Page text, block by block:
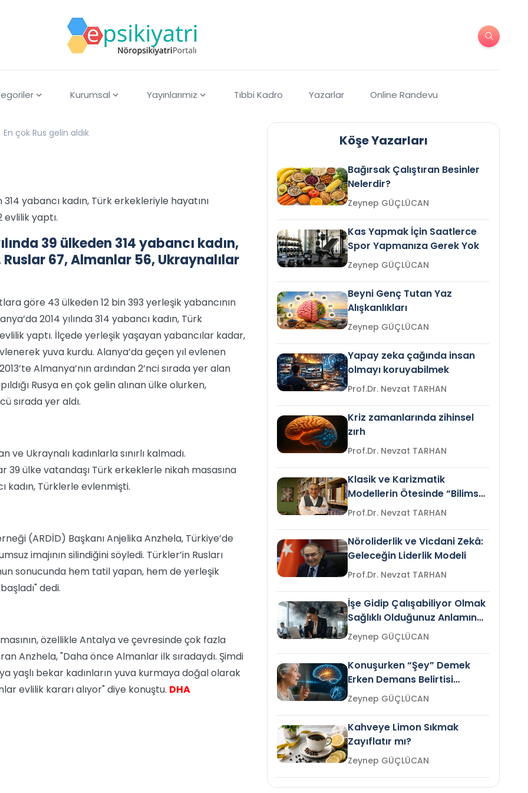
Kurumsal Yayınlarımız Tıbbi Kadro Yazarlar Online Randevu
En çok Rus gelin aldık
yabancı kadın, Türk erkekleriyle hayatını
yaptı.
39 ülkeden 314 yabancı kadın,
67, Almanlar 56, Ukraynalılar
göre 43 ülkeden 12 bin 393 yerleşik yabancının
2014 yılında 314 yabancı kadın, Türk
yaptı. İlçede yerleşik yaşayan yabancılar kadar,
yuva kurdu. Alanya’da geçen yıl evlenen
Almanya’nın ardından 2’nci sırada yer alan
Rusya en çok gelin alınan ülke olurken,
sırada yer aldı.
Ukraynalı kadınlarla sınırlı kalmadı.
39 ülke vatandaşı Türk erkeklerle nikah masasına
kadın, Türklerle evlenmişti.
(ARDİD) Başkanı Anjelika Anzhela, Türkiye’de
imajının silindiğini söyledi. Türkler’in Rusları
sonucunda hem tatil yapan, hem de yerleşik
dedi.
özellikle Antalya ve çevresinde çok fazla
Anzhela, "Daha önce Almanlar ilk sıradaydı. Şimdi
yaşlı bekar kadınların yuva kurmaya doğal olarak
evlilik kararı alıyor" diye konuştu. DHA
Köşe Yazarları
Bağırsak Çalıştıran Besinler
Nelerdir?
Zeynep GÜÇLÜCAN
Kas Yapmak İçin Saatlerce
Spor Yapmanıza Gerek Yok
Zeynep GÜÇLÜCAN
Beyni Genç Tutan Yaz
Alışkanlıkları
Zeynep GÜÇLÜCAN
Yapay zeka çağında insan
olmayı koruyabilmek
Prof.Dr. Nevzat TARHAN
Kriz zamanlarında zihinsel
zırh
Prof.Dr. Nevzat TARHAN
Klasik ve Karizmatik
Modellerin Ötesinde “Bilimsel
Liderlik”
Prof.Dr. Nevzat TARHAN
Nöroliderlik ve Vicdani Zekâ:
Geleceğin Liderlik Modeli
Prof.Dr. Nevzat TARHAN
İşe Gidip Çalışabiliyor Olmak
Sağlıklı Olduğunuz Anlamına
Gelir mi?Zeynep GÜÇLÜCAN
Konuşurken “Şey” Demek
Erken Demans Belirtisi
Olabilir mi?Zeynep GÜÇLÜCAN
Kahveye Limon Sıkmak
Zayıflatır mı?
Zeynep GÜÇLÜCAN